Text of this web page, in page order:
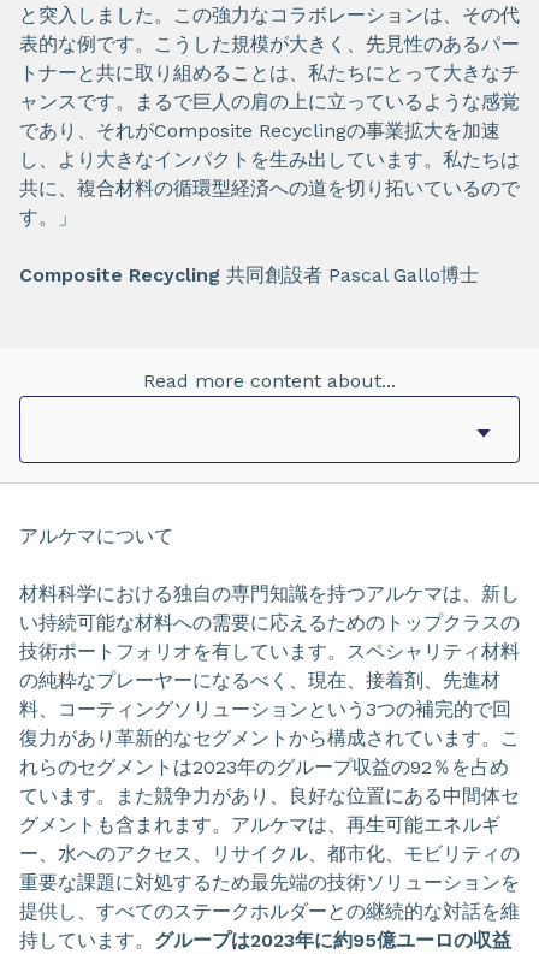
と突入しました。この強力なコラボレーションは、その代
表的な例です。こうした規模が大きく、先見性のあるパー
トナーと共に取り組めることは、私たちにとって大きなチ
ャンスです。まるで巨人の肩の上に立っているような感覚
であり、それがComposite Recyclingの事業拡大を加速
し、より大きなインパクトを生み出しています。私たちは
共に、複合材料の循環型経済への道を切り拓いているので
す。」
Composite Recycling 共同創設者 Pascal Gallo博士
Read more content about...
アルケマについて
材料科学における独自の専門知識を持つアルケマは、新し
い持続可能な材料への需要に応えるためのトップクラスの
技術ポートフォリオを有しています。スペシャリティ材料
の純粋なプレーヤーになるべく、現在、接着剤、先進材
料、コーティングソリューションという3つの補完的で回
復力があり革新的なセグメントから構成されています。こ
れらのセグメントは2023年のグループ収益の92％を占め
ています。また競争力があり、良好な位置にある中間体セ
グメントも含まれます。アルケマは、再生可能エネルギ
ー、水へのアクセス、リサイクル、都市化、モビリティの
重要な課題に対処するため最先端の技術ソリューションを
提供し、すべてのステークホルダーとの継続的な対話を維
持しています。 グループは2023年に約95億ユーロの収益